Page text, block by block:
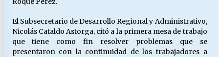
Releyendo la Rerum Novarum a 135 años. “La
cuestión social hoy”.
16/05/2026
El Subsecretario de Desarrollo Regional y Administrativo,
Nicolás Cataldo Astorga, citó a la primera mesa de trabajo
que tiene como fin resolver problemas que se
presentaron con la continuidad de los trabajadores a